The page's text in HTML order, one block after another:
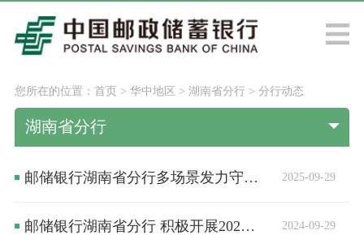
您所在的位置： 首页> 华中地区 > 湖南省分行> 分行动态
湖南省分行
2025-09-29
邮储银行湖南省分行多场景发力守护消费者金融权益​
2024-09-29
邮储银行湖南省分行 积极开展2024年“金融教育宣传月”活动